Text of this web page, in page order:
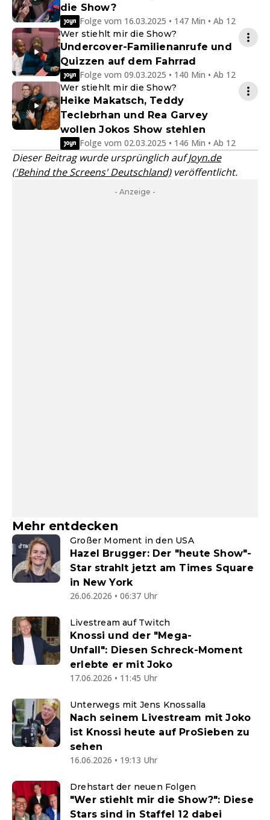
die Show?
Folge vom 16.03.2025 • 147 Min • Ab 12
Wer stiehlt mir die Show?
Undercover-Familienanrufe und
Quizzen auf dem Fahrrad
Folge vom 09.03.2025 • 140 Min • Ab 12
Wer stiehlt mir die Show?
Heike Makatsch, Teddy
Teclebrhan und Rea Garvey
wollen Jokos Show stehlen
Folge vom 02.03.2025 • 146 Min • Ab 12
Dieser Beitrag wurde ursprünglich aufJoyn.de
('Behind the Screens' Deutschland)veröffentlicht.
- Anzeige -
Mehr entdecken
Großer Moment in den USA
Hazel Brugger: Der "heute Show"-
Star strahlt jetzt am Times Square
in New York
26.06.2026 • 06:37 Uhr
Livestream auf Twitch
Knossi und der "Mega-
Unfall": Diesen Schreck-Moment
erlebte er mit Joko
17.06.2026 • 11:45 Uhr
Unterwegs mit Jens Knossalla
Nach seinem Livestream mit Joko
ist Knossi heute auf ProSieben zu
sehen
16.06.2026 • 19:13 Uhr
Drehstart der neuen Folgen
"Wer stiehlt mir die Show?": Diese
Stars sind in Staffel 12 dabei